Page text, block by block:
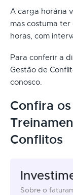
A carga horária
mas costuma
horas, com
Para conferir a
Gestão de
conosco.
Confira
Conflitos
Sobre o